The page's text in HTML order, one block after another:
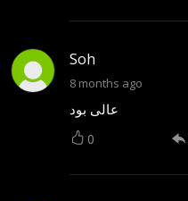
Soh
8 months ago
عالی بود
0